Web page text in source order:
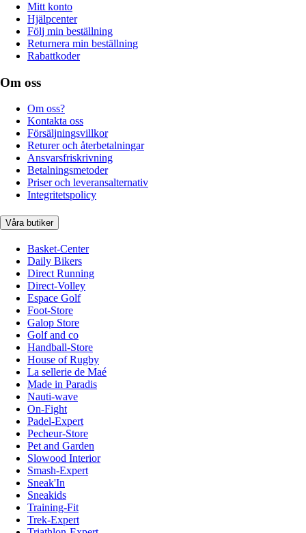
Mitt konto
Hjälpcenter
Följ min beställning
Returnera min beställning
Rabattkoder
Om oss
Om oss?
Kontakta oss
Försäljningsvillkor
Returer och återbetalningar
Ansvarsfriskrivning
Betalningsmetoder
Priser och leveransalternativ
Integritetspolicy
Våra butiker
Basket-Center
Daily Bikers
Direct Running
Direct-Volley
Espace Golf
Foot-Store
Galop Store
Golf and co
Handball-Store
House of Rugby
La sellerie de Maé
Made in Paradis
Nauti-wave
On-Fight
Padel-Expert
Pecheur-Store
Pet and Garden
Slowood Interior
Smash-Expert
Sneak'In
Sneakids
Training-Fit
Trek-Expert